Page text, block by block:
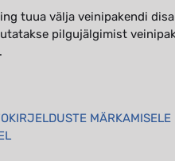
tuua välja veinipakendi
pilgujälgimist